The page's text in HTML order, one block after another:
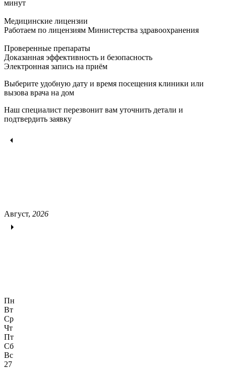
минут
Медицинские лицензии
Работаем по лицензиям Министерства здравоохранения
Проверенные препараты
Доказанная эффективность и безопасность
Электронная запись на приём
Выберите удобную дату и время посещения клиники или
вызова врача на дом
Наш специалист перезвонит вам уточнить детали и
подтвердить заявку
Август, 2026
Пн
Вт
Ср
Чт
Пт
Сб
Вс
27